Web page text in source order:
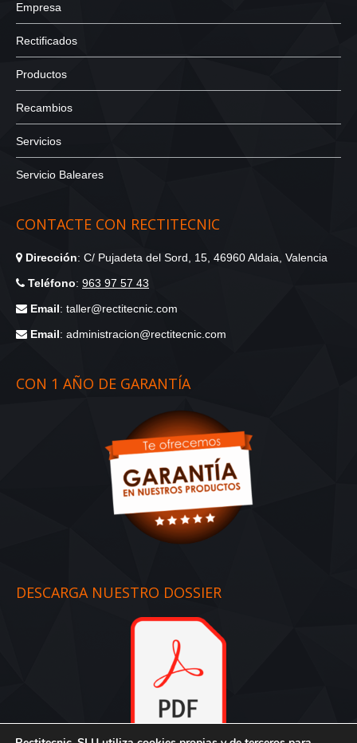
Empresa
Rectificados
Productos
Recambios
Servicios
Servicio Baleares
CONTACTE CON RECTITECNIC
Dirección: C/ Pujadeta del Sord, 15, 46960 Aldaia, Valencia
Teléfono: 963 97 57 43
Email: taller@rectitecnic.com
Email: administracion@rectitecnic.com
CON 1 AÑO DE GARANTÍA
DESCARGA NUESTRO DOSSIER